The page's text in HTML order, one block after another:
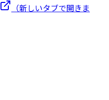
（新しいタブで開きま